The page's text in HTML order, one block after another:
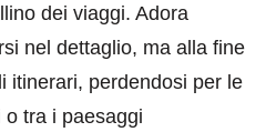
dei viaggi. Adora
nel dettaglio, ma alla fine
itinerari, perdendosi per le
tra i paesaggi